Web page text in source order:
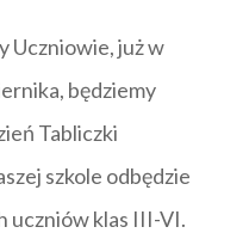
Uczniowie, już w
będziemy
Tabliczki
szkole odbędzie
uczniów klas III-VI.